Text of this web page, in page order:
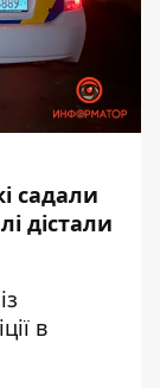
садали
дістали
із
в